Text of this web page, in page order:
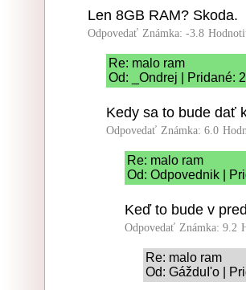
Len 8GB RAM? Skoda.
Odpovedať Známka: -3.8
Re: malo ram
Od: _Ondrej | Pridané:
Kedy sa to bude dať
Odpovedať Známka: 6.0
Re: malo ram
Od: Odpovednik |
Keď to bude v
Odpovedať Známka: 9.2
Re: malo ram
Od: GážduI'o |